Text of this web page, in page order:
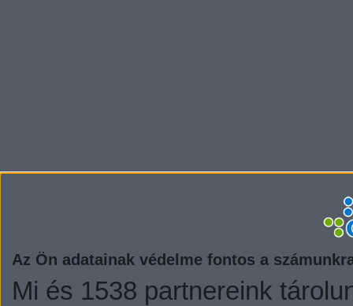
Az Ön adatainak védelme fontos a
Mi és 1538 partnereink